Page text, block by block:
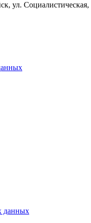
ул. Социалистическая,
данных